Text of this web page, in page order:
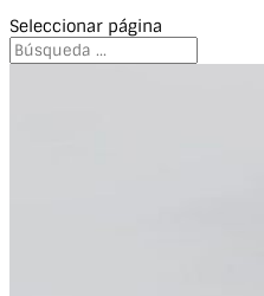
Seleccionar página